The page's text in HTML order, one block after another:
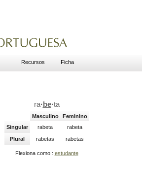
Recursos Ficha
ra· be·ta
Masculino
Feminino
Singular
rabeta
rabeta
Plural
rabetas rabetas
Flexiona como : estudante